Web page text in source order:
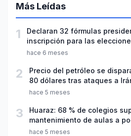
Más Leídas
1
Declaran 32 fórmulas
inscripción para las
hace 6 meses
2
Precio del petróleo se
80 dólares tras ataques a
hace 5 meses
3
Huaraz: 68 % de colegios
mantenimiento de aulas a
año escolar 2026
hace 5 meses